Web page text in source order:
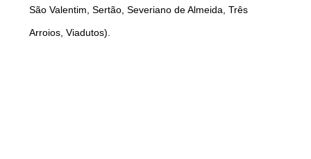
São Valentim, Sertão, Severiano de Almeida, Três
Arroios, Viadutos).